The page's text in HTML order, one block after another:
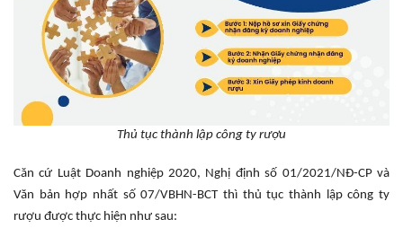
Thủ tục thành lập công ty rượu
Căn cứ Luật Doanh nghiệp 2020, Nghị định số 01/2021/NĐ-CP và
Văn bản hợp nhất số 07/VBHN-BCT thì thủ tục thành lập công ty
rượu được thực hiện như sau: